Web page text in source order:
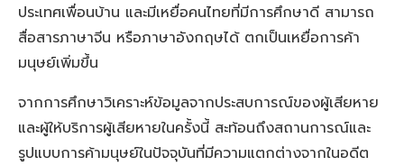
ประเทศเพื่อนบ้าน และมีเหยื่อคนไทยที่มีการศึกษาดี สามารถ
สื่อสารภาษาจีน หรือภาษาอังกฤษได้ ตกเป็นเหยื่อการค้า
มนุษย์เพิ่มขึ้น
จากการศึกษาวิเคราะห์ข้อมูลจากประสบการณ์ของผู้เสียหาย
และผู้ให้บริการผู้เสียหายในครั้งนี้ สะท้อนถึงสถานการณ์และ
รูปแบบการค้ามนุษย์ในปัจจุบันที่มีความแตกต่างจากในอดีต